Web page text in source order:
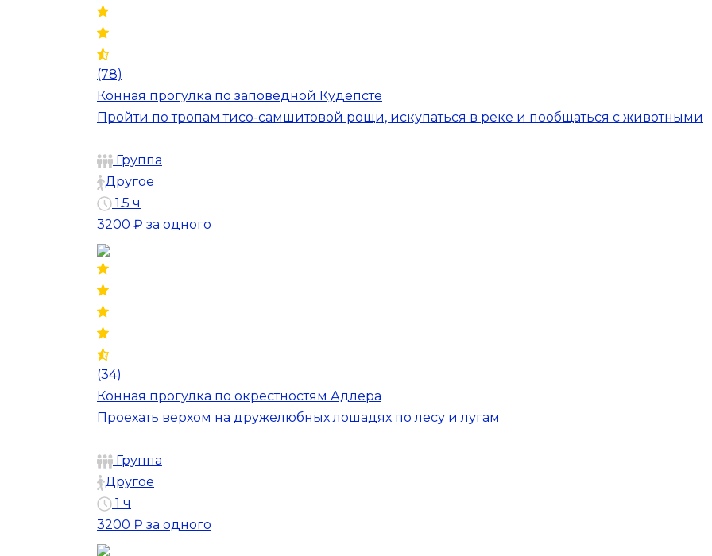
(78)
Конная прогулка по заповедной Кудепсте
Пройти по тропам тисо-самшитовой рощи, искупаться в реке и пообщаться с животными
Группа
Другое
1.5 ч
3200 ₽ за одного
(34)
Конная прогулка по окрестностям Адлера
Проехать верхом на дружелюбных лошадях по лесу и лугам
Группа
Другое
1 ч
3200 ₽ за одного